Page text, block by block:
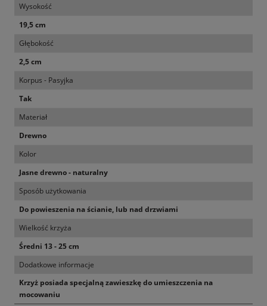
Wysokość
19,5 cm
Głębokość
2,5 cm
Korpus - Pasyjka
Tak
Materiał
Drewno
Kolor
Jasne drewno - naturalny
Sposób użytkowania
Do powieszenia na ścianie, lub nad drzwiami
Wielkość krzyża
Średni 13 - 25 cm
Dodatkowe informacje
Krzyż posiada specjalną zawieszkę do umieszczenia na
mocowaniu